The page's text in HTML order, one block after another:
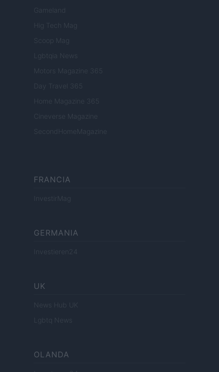
Gameland
Hig Tech Mag
Scoop Mag
Lgbtqia News
Motors Magazine 365
Day Travel 365
Home Magazine 365
Cineverse Magazine
SecondHomeMagazine
FRANCIA
InvestirMag
GERMANIA
Investieren24
UK
News Hub UK
Lgbtq News
OLANDA